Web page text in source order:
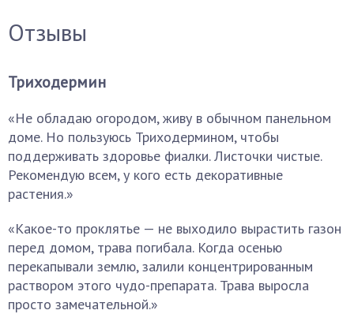
Отзывы
Триходермин
«Не обладаю огородом, живу в обычном панельном
доме. Но пользуюсь Триходермином, чтобы
поддерживать здоровье фиалки. Листочки чистые.
Рекомендую всем, у кого есть декоративные
растения.»
«Какое-то проклятье — не выходило вырастить газон
перед домом, трава погибала. Когда осенью
перекапывали землю, залили концентрированным
раствором этого чудо-препарата. Трава выросла
просто замечательной.»